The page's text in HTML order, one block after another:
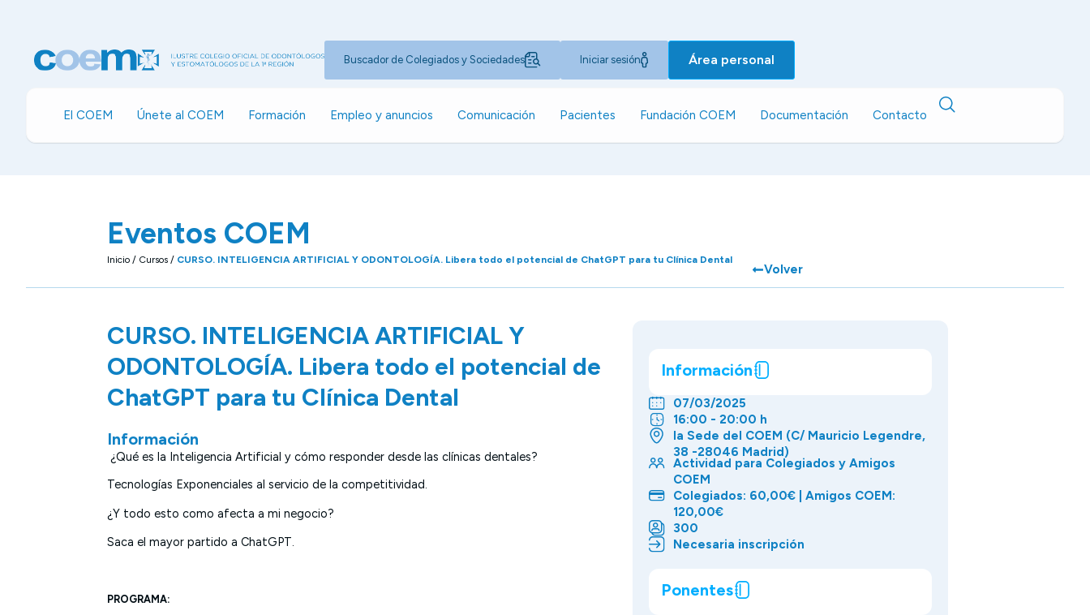
Buscador de Colegiados y Sociedades Iniciar sesión Área personal
El COEM Únete al COEM Formación Empleo y anuncios Comunicación Pacientes Fundación COEM Documentación Contacto
Eventos COEM
Inicio / Cursos / CURSO. INTELIGENCIA ARTIFICIAL Y ODONTOLOGÍA. Libera todo el potencial de ChatGPT para tu Clínica Dental
Volver
CURSO. INTELIGENCIA ARTIFICIAL Y
ODONTOLOGÍA. Libera todo el potencial de
ChatGPT para tu Clínica Dental
Información
¿Qué es la Inteligencia Artificial y cómo responder desde las clínicas dentales?
Tecnologías Exponenciales al servicio de la competitividad.
¿Y todo esto como afecta a mi negocio?
Saca el mayor partido a ChatGPT.
PROGRAMA:
Información
07/03/2025
16:00 - 20:00 h
la Sede del COEM (C/ Mauricio Legendre,
38 -28046 Madrid)
Actividad para Colegiados y Amigos
COEM
Colegiados: 60,00€ | Amigos COEM:
120,00€
300
Necesaria inscripción
Ponentes